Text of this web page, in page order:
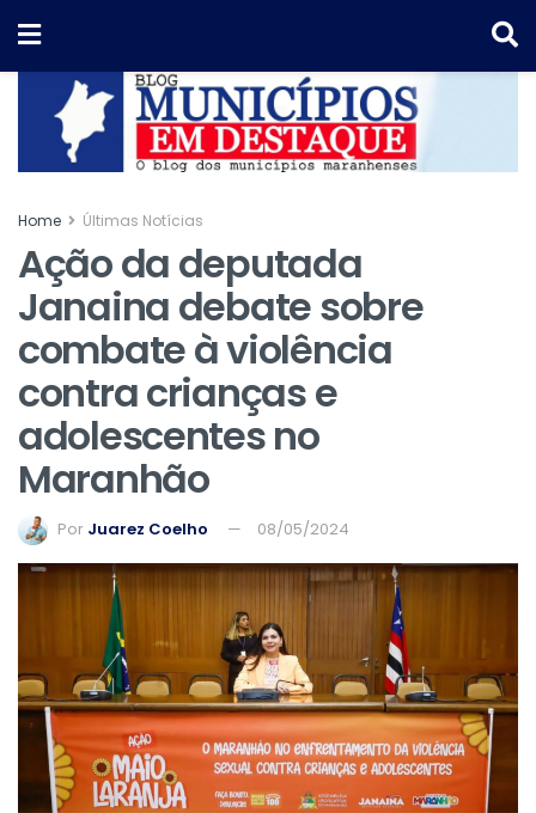
Home Últimas Notícias
Ação da deputada
Janaina debate sobre
combate à violência
contra crianças e
adolescentes no
Maranhão
Por Juarez Coelho 08/05/2024